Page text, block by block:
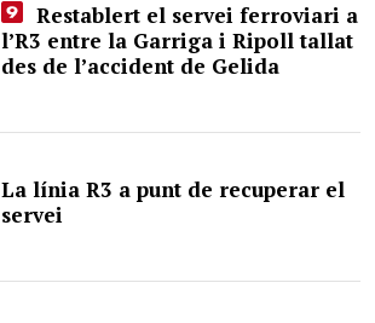
Restablert el servei ferroviari a
l’R3 entre la Garriga i Ripoll tallat
des de l’accident de Gelida
La línia R3 a punt de recuperar el
servei